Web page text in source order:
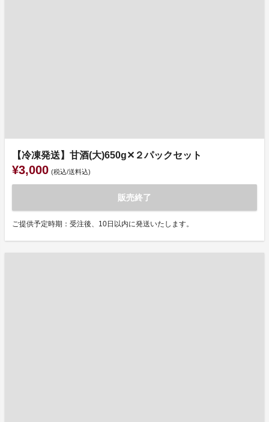
【冷凍発送】甘酒(大)650g✕２パックセット
¥3,000 (税込/送料込)
販売終了
ご提供予定時期：受注後、10日以内に発送いたします。